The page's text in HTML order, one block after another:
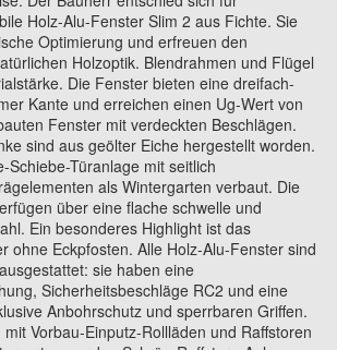
Holz-Alu-Fenster Slim 2 aus Fichte. Sie
Optimierung und erfreuen den
Holzoptik. Blendrahmen und Flügel
Die Fenster bieten eine dreifach-
Kante und erreichen einen Ug-Wert von
Fenster mit verdeckten Beschlägen.
sind aus geölter Eiche hergestellt worden.
Schiebe-Türanlage mit seitlich
als Wintergarten verbaut. Die
über eine flache schwelle und
Ein besonderes Highlight ist das
ohne Eckpfosten. Alle Holz-Alu-Fenster sind
sie haben eine
Sicherheitsbeschläge RC2 und eine
Anbohrschutz und sperrbaren Griffen.
Vorbau-Einputz-Rollläden und Raffstoren